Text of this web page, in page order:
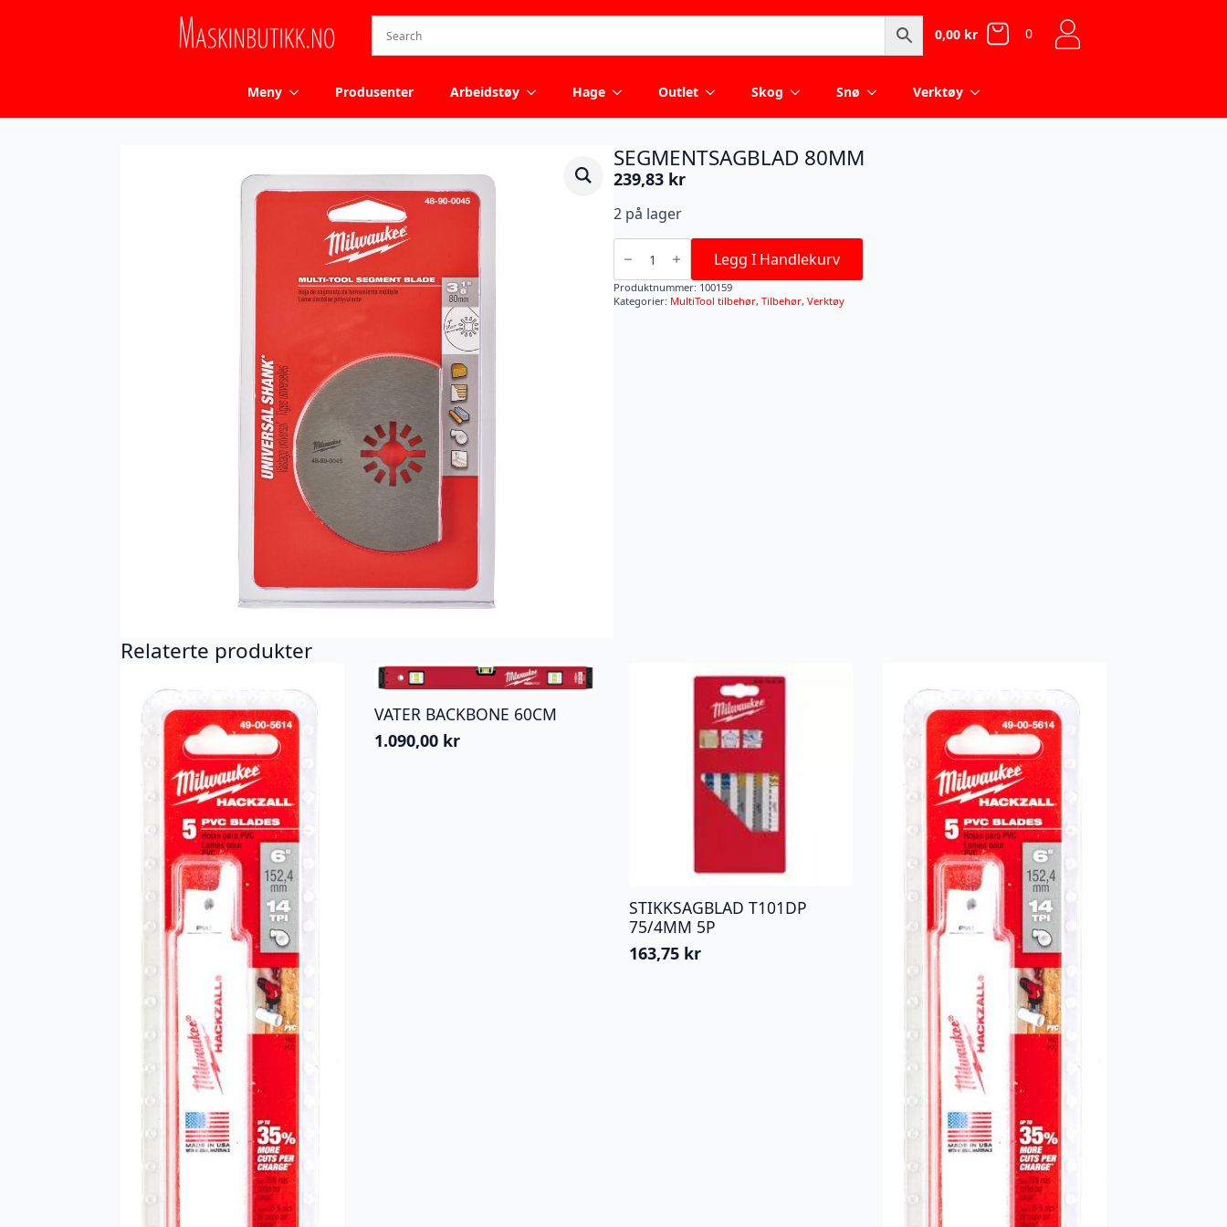
0,00 kr 0
Meny Produsenter Arbeidstøy Hage Outlet Skog Snø Verktøy
SEGMENTSAGBLAD 80MM
239,83 kr
2 på lager
SEGMENTSAGBLAD
80MM Legg I Handlekurv
Produktnummer: 100159
Kategorier: MultiTool tilbehør, Tilbehør, Verktøy
Relaterte produkter
VATER BACKBONE 60CM
1.090,00 kr
STIKKSAGBLAD T101DP
75/4MM 5P
163,75 kr